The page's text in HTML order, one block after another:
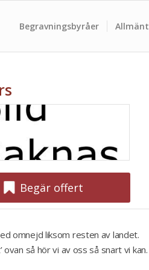
Begravningsbyråer Allmänt
Begär offert
omnejd liksom resten av landet.
ovan så hör vi av oss så snart vi kan.